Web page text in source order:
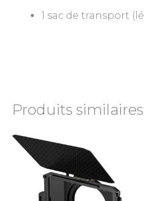
1 sac de transport
Produits similaires